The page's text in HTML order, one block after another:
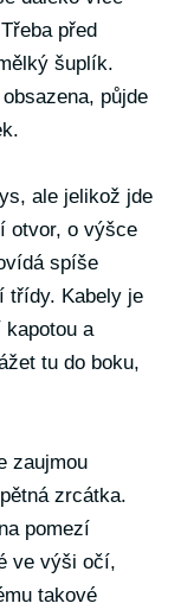
před
šuplík.
půjde
ale jelikož jde
otvor, o výšce
spíše
třídy. Kabely je
kapotou a
tu do boku,
zaujmou
zrcátka.
pomezí
ve výši očí,
takové